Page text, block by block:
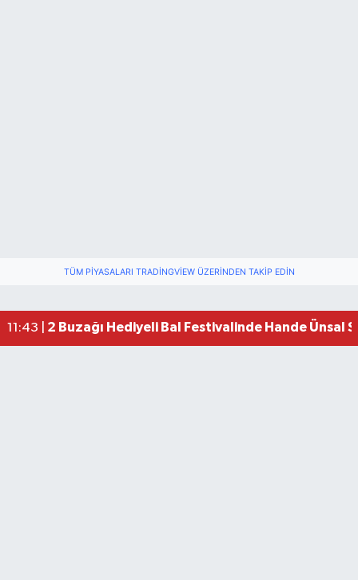
TÜM PIYASALARI TRADINGVIEW ÜZERINDEN TAKIP EDIN
11:43 | 2 Buzağı Hediyeli Bal Festivalinde Hande Ünsal